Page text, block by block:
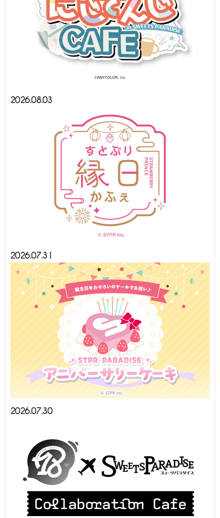
2026.08.03
2026.07.31
2026.07.30